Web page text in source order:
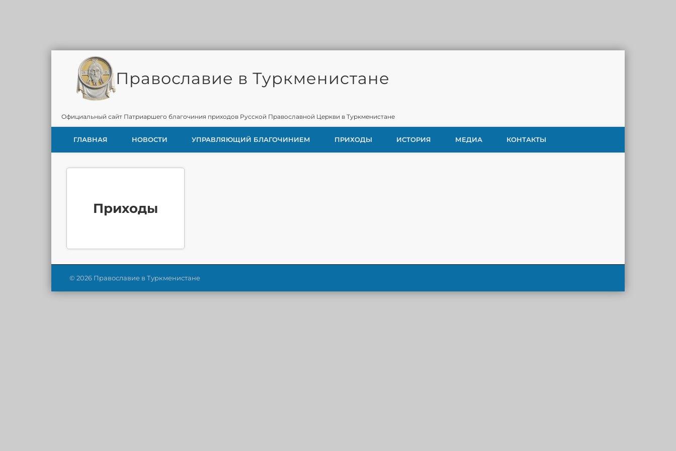
Православие в Туркменистане
Официальный сайт Патриаршего благочиния приходов Русской Православной Церкви в Туркменистане
ГЛАВНАЯ НОВОСТИ УПРАВЛЯЮЩИЙ БЛАГОЧИНИЕМ ПРИХОДЫ ИСТОРИЯ МЕДИА КОНТАКТЫ
Приходы
© 2026 Православие в Туркменистане